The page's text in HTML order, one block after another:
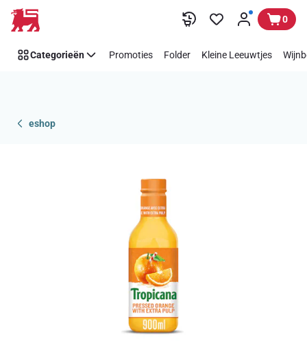
Overslaan 0
Categorieën Promoties Folder Kleine Leeuwtjes
eshop